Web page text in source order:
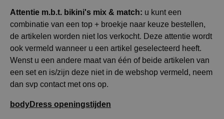
Attentie m.b.t. bikini's mix & match: u kunt een
combinatie van een top + broekje naar keuze bestellen,
de artikelen worden niet los verkocht. Deze attentie wordt
ook vermeld wanneer u een artikel geselecteerd heeft.
Wenst u een andere maat van één of beide artikelen van
een set en is/zijn deze niet in de webshop vermeld, neem
dan svp contact met ons op.
bodyDress openingstijden